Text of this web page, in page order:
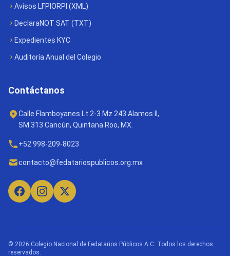
Avisos LFPIORPI (XML)
DeclaraNOT SAT (TXT)
Expedientes KYC
Auditoría Anual del Colegio
Contáctanos
Calle Flamboyanes Lt 2-3 Mz 243 Alamos II,
SM 313 Cancún, Quintana Roo, MX.
+52 998-209-8023
contacto@fedatariospublicos.org.mx
© 2026 Colegio Nacional de Fedatarios Públicos A.C. Todos los derechos
reservados.